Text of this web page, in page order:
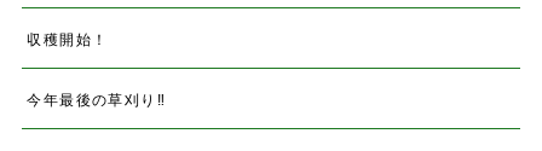
収穫開始！
今年最後の草刈り‼️